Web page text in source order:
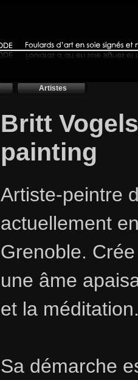
Artistes
Britt
painting
Artiste-peintre
actuellement
Grenoble.
une âme
et la
Sa démarche